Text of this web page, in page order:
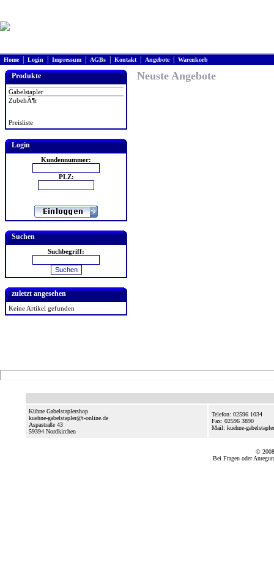
Home| Login Impressum AGBs Kontakt| Angebote| Warenkorb
Produkte
Gabelstapler
ZubehÃ¶r
Preisliste
Login
Kundennummer:
PLZ:
Suchen
Suchbegriff:
zuletzt angesehen
Keine Artikel gefunden
Neuste Angebote
Kühne Gabelstaplershop
kuehne-gabelstapler@t-online.de
Aspastraße 43
59394 Nordkirchen
Telefon: 02596 1034
Fax: 02596 3890
Mail: kuehne-
© 2008
Bei Fragen oder